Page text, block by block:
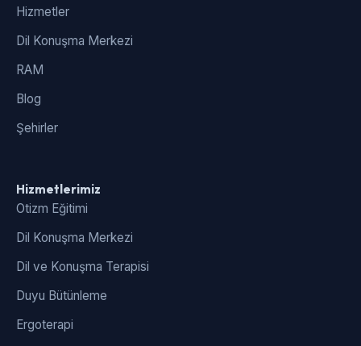
Hizmetler
Dil Konuşma Merkezi
RAM
Blog
Şehirler
Hizmetlerimiz
Otizm Eğitimi
Dil Konuşma Merkezi
Dil ve Konuşma Terapisi
Duyu Bütünleme
Ergoterapi